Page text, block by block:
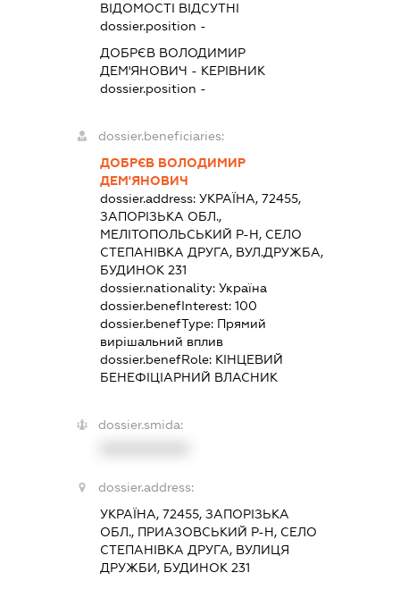
ВІДОМОСТІ ВІДСУТНІ
dossier.position -
ДОБРЄВ ВОЛОДИМИР
ДЕМ'ЯНОВИЧ - КЕРІВНИК
dossier.position -
dossier.beneficiaries:
ДОБРЄВ ВОЛОДИМИР
ДЕМ'ЯНОВИЧ
dossier.address:УКРАЇНА, 72455,
ЗАПОРІЗЬКА ОБЛ.,
МЕЛІТОПОЛЬСЬКИЙ Р-Н, СЕЛО
СТЕПАНІВКА ДРУГА, ВУЛ.ДРУЖБА,
БУДИНОК 231
dossier.nationality:Україна
dossier.benefInterest:100
dossier.benefType: Прямий
вирішальний вплив
dossier.benefRole: КІНЦЕВИЙ
БЕНЕФІЦІАРНИЙ ВЛАСНИК
dossier.smida:
dossier.address:
УКРАЇНА, 72455, ЗАПОРІЗЬКА
ОБЛ., ПРИАЗОВСЬКИЙ Р-Н, СЕЛО
СТЕПАНІВКА ДРУГА, ВУЛИЦЯ
ДРУЖБИ, БУДИНОК 231